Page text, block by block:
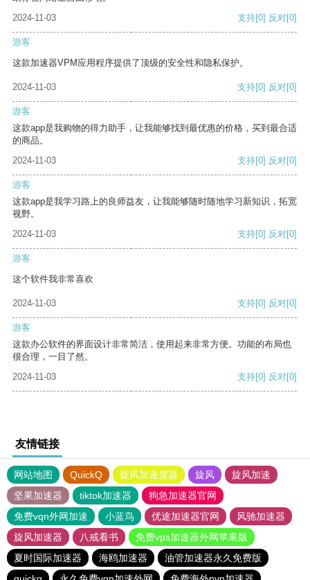
2024-11-03
支持[0] 反对[0]
游客
这款加速器VPM应用程序提供了顶级的安全性和隐私保护。
2024-11-03 支持[0] 反对[0]
游客
这款app是我购物的得力助手，让我能够找到最优惠的价格，买到最合适
的商品。
2024-11-03
支持[0] 反对[0]
游客
这款app是我学习路上的良师益友，让我能够随时随地学习新知识，拓宽
视野。
2024-11-03
支持[0] 反对[0]
游客
这个软件我非常喜欢
2024-11-03 支持[0] 反对[0]
游客
这款办公软件的界面设计非常简洁，使用起来非常方便。功能的布局也
很合理，一目了然。
2024-11-03
支持[0] 反对[0]
友情链接
网站地图 QuickQ 旋风加速度器 旋风
旋风加速
坚果加速器
tiktok加速器
狗急加速器官网
免费vqn外网加速
小蓝鸟 优途加速器官网
风驰加速器
旋风加速器
八戒看书
免费vps加速器外网苹果版
夏时国际加速器
海鸥加速器
油管加速器永久免费版